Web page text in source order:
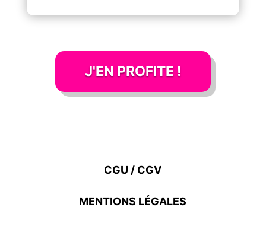
J'EN PROFITE !
CGU / CGV
MENTIONS LÉGALES